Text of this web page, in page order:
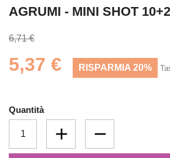
AGRUMI - MINI SHOT
6,71 €
5,37 € RISPARMIA 20%
Quantità